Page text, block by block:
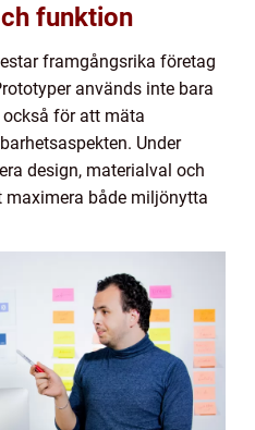
funktion
framgångsrika företag
används inte bara
för att mäta
Under
design, materialval och
både miljönytta